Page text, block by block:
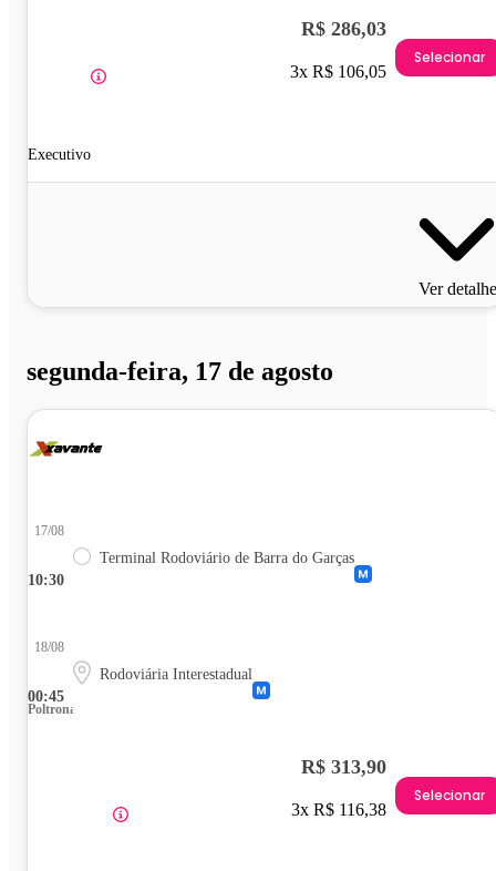
Executivo
R$ 286,03
3x R$ 106,05
Selecionar
Ver
segunda-feira, 17 de agosto
10:30
17/08
Terminal Rodoviário de Barra do Garças
00:45
18/08
Rodoviária Interestadual
Poltrona
R$ 313,90
3x R$ 116,38
Selecionar